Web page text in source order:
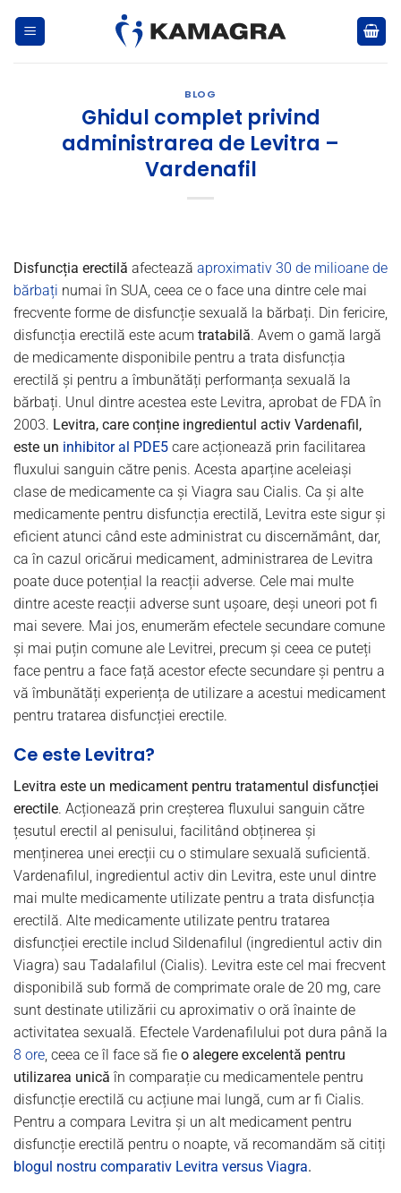
BLOG
Ghidul complet privind
administrarea de Levitra –
Vardenafil
Disfuncția erectilă afectează aproximativ 30 de milioane de
bărbați numai în SUA, ceea ce o face una dintre cele mai
frecvente forme de disfuncție sexuală la bărbați. Din fericire,
disfuncția erectilă este acum tratabilă. Avem o gamă largă
de medicamente disponibile pentru a trata disfuncția
erectilă și pentru a îmbunătăți performanța sexuală la
bărbați. Unul dintre acestea este Levitra, aprobat de FDA în
2003. Levitra, care conține ingredientul activ Vardenafil,
este un inhibitor al PDE5 care acționează prin facilitarea
fluxului sanguin către penis. Acesta aparține aceleiași
clase de medicamente ca și Viagra sau Cialis. Ca și alte
medicamente pentru disfuncția erectilă, Levitra este sigur și
eficient atunci când este administrat cu discernământ, dar,
ca în cazul oricărui medicament, administrarea de Levitra
poate duce potențial la reacții adverse. Cele mai multe
dintre aceste reacții adverse sunt ușoare, deși uneori pot fi
mai severe. Mai jos, enumerăm efectele secundare comune
și mai puțin comune ale Levitrei, precum și ceea ce puteți
face pentru a face față acestor efecte secundare și pentru a
vă îmbunătăți experiența de utilizare a acestui medicament
pentru tratarea disfuncției erectile.
Ce este Levitra?
Levitra este un medicament pentru tratamentul disfuncției
erectile. Acționează prin creșterea fluxului sanguin către
țesutul erectil al penisului, facilitând obținerea și
menținerea unei erecții cu o stimulare sexuală suficientă.
Vardenafilul, ingredientul activ din Levitra, este unul dintre
mai multe medicamente utilizate pentru a trata disfuncția
erectilă. Alte medicamente utilizate pentru tratarea
disfuncției erectile includ Sildenafilul (ingredientul activ din
Viagra) sau Tadalafilul (Cialis). Levitra este cel mai frecvent
disponibilă sub formă de comprimate orale de 20 mg, care
sunt destinate utilizării cu aproximativ o oră înainte de
activitatea sexuală. Efectele Vardenafilului pot dura până la
8 ore, ceea ce îl face să fie o alegere excelentă pentru
utilizarea unică în comparație cu medicamentele pentru
disfuncție erectilă cu acțiune mai lungă, cum ar fi Cialis.
Pentru a compara Levitra și un alt medicament pentru
disfuncție erectilă pentru o noapte, vă recomandăm să citiți
blogul nostru comparativ Levitra versus Viagra.